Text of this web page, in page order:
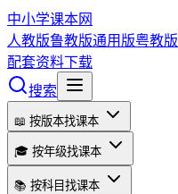
中小学课本网
人教版鲁教版通用版粤教版
配套资料下载
搜索
📖 按版本找课本
🎓 按年级找课本
📚 按科目找课本